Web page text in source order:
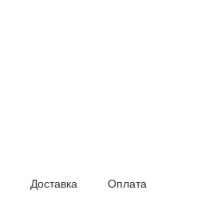
Доставка Оплата